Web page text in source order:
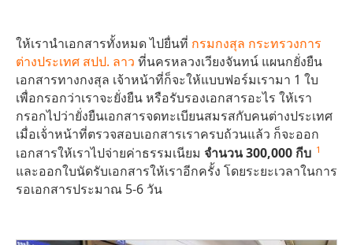
ให้เรานำเอกสารทั้งหมด ไปยื่นที่ กรมกงสุล กระทรวงการ
ต่างประเทศ สปป. ลาว ที่นครหลวงเวียงจันทน์ แผนกยั่งยืน
เอกสารทางกงสุล เจ้าหน้าที่ก็จะให้แบบฟอร์มเรามา 1 ใบ
เพื่อกรอกว่าเราจะยั่งยืน หรือรับรองเอกสารอะไร ให้เรา
กรอกไปว่ายั่งยืนเอกสารจดทะเบียนสมรสกับคนต่างประเทศ
เมื่อเจ้่าหน้าที่ตรวจสอบเอกสารเราครบถ้วนแล้ว ก็จะออก
เอกสารให้เราไปจ่ายค่าธรรมเนียม จำนวน 300,000 กีบ 1
และออกใบนัดรับเอกสารให้เราอีกครั้ง โดยระยะเวลาในการ
รอเอกสารประมาณ 5-6 วัน